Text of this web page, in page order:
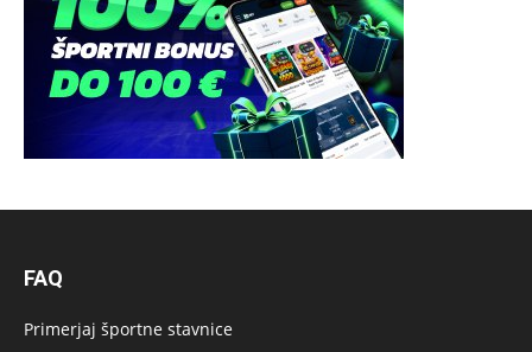
FAQ
Primerjaj športne stavnice